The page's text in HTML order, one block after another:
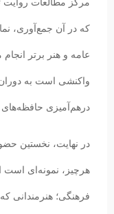
مرکز مطالعات
که در آن جمع‌آوری،
عامه و هنر برتر
واکنشی است به
درهم‌آمیزی
در نهایت، نخستین
هرچیز، نمونه‌ای است
فرهنگی؛ هنرمندانی